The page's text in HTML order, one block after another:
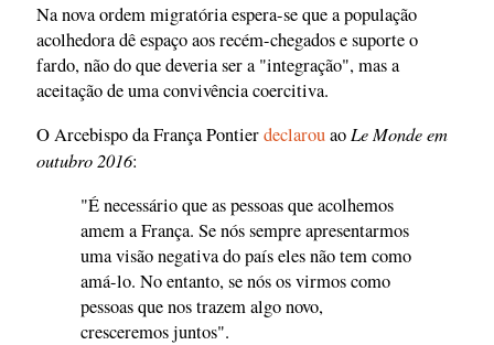
Na nova ordem migratória espera-se que a população
acolhedora dê espaço aos recém-chegados e suporte o
fardo, não do que deveria ser a "integração", mas a
aceitação de uma convivência coercitiva.
O Arcebispo da França Pontierdeclarouao Le Monde em
outubro 2016:
"É necessário que as pessoas que acolhemos
amem a França. Se nós sempre apresentarmos
uma visão negativa do país eles não tem como
amá-lo. No entanto, se nós os virmos como
pessoas que nos trazem algo novo,
cresceremos juntos".